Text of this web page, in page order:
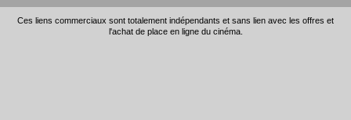
Ces liens commerciaux sont totalement indépendants et sans lien avec les offres et
l'achat de place en ligne du cinéma.